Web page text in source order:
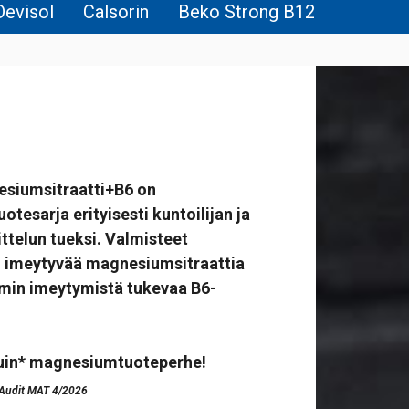
Calsorin Beko Strong B12
on
erityisesti kuntoilijan ja
tueksi. Valmisteet
imeytyvää magnesiumsitraattia
imeytymistä tukevaa B6-
magnesiumtuoteperhe!
MAT 4/2026